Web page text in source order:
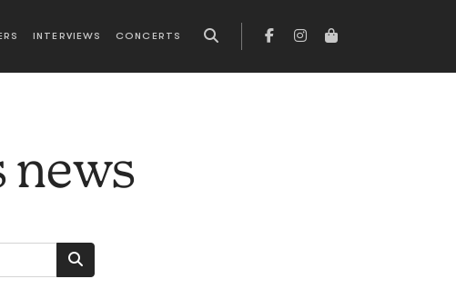
INTERVIEWS CONCERTS
news